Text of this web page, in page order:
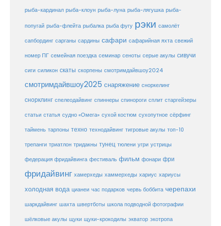
рыба-кардинал рыба-клоун рыба-луна рыба-лягушка рыба-
попугай рыба-флейта рыбалка рыба фугу рэки самолёт
сапбординг сарганы сардины сафари сафарийная яхта свежий
номер ПГ семейная поездка семинар сеноты серые акулы сивучи
сиги силикон скаты скорпены смотримдайвшоу2024
смотримдайвшоу2025 снаряжение сноркелинг
снорклинг спелеодайвинг спиннеры спинороги сплит старгейзеры
статьи статья судно «Омега» сухой костюм сухопутное сёрфинг
таймень тарпоны техно технодайвинг тигровые акулы топ-10
трепанги триатлон тридакны тунец тюлени угри устрицы
федерация фридайвинга фестиваль фильм фонари фри
фридайвинг хамерхеды хаммерхеды хариус хариусы
холодная вода цианеи час подарков червь боббита черепахи
шаркдайвинг шахта швертботы школа подводной фотографии
шёлковые акулы щуки щуки-крокодилы экватор экотропа